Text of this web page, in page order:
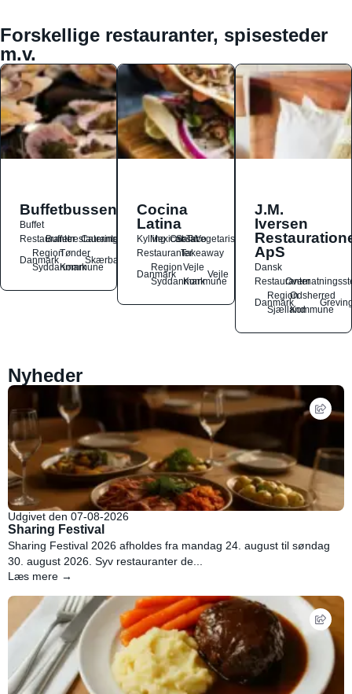
Forskellige restauranter, spisesteder
m.v.
Buffetbussen
Buffet
Restauranter
Buffetrestauranter
Catering
Danmark
Region
Syddanmark
Tønder
Kommune
Skærbæk
Cocina
Latina
Kylling
Mexicansk
OstSalat
TacoVegetarisk
RestauranterTakeaway
Danmark
Region
Syddanmark
Vejle
Kommune
Vejle
J.M.
Iversen
ApS
Dansk
Restauranter
Danmark
Region
Sjælland
Odsherred
Kommune
Nyheder
Udgivet den 07-08-2026
Sharing Festival
Sharing Festival 2026 afholdes fra mandag 24. august til søndag
30. august 2026. Syv restauranter de...
Læs mere →